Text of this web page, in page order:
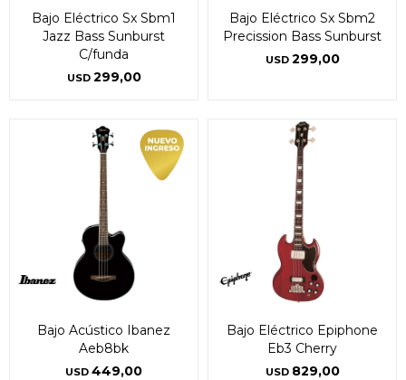
Bajo Eléctrico Sx Sbm1
Jazz Bass Sunburst
C/funda
USD 299,00
Bajo Eléctrico Sx Sbm2
Precission Bass Sunburst
USD 299,00
Bajo Acústico Ibanez
Aeb8bk
USD 449,00
Bajo Eléctrico Epiphone
Eb3 Cherry
USD 829,00